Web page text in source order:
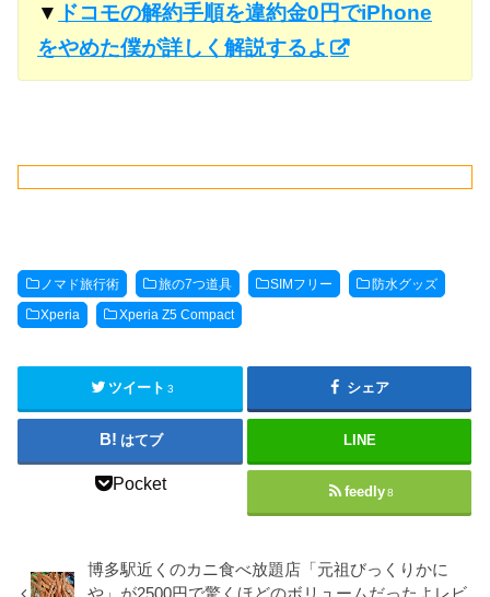
▼
ドコモの解約手順を違約金0円でiPhone
をやめた僕が詳しく解説するよ
ノマド旅行術 旅の7つ道具 SIMフリー 防水グッズ
Xperia Xperia Z5 Compact
ツイート 3 シェア
はてブ LINE
Pocket feedly 8
博多駅近くのカニ食べ放題店「元祖びっくりかに